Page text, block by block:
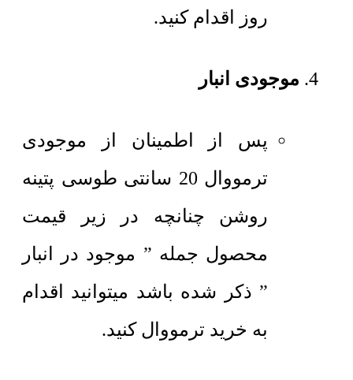
روز اقدام کنید.
موجودی انبار
پس از اطمینان از موجودی
ترمووال 20 سانتی طوسی پتینه
روشن چنانچه در زیر قیمت
محصول جمله ” موجود در انبار
” ذکر شده باشد میتوانید اقدام
به خرید ترمووال کنید.